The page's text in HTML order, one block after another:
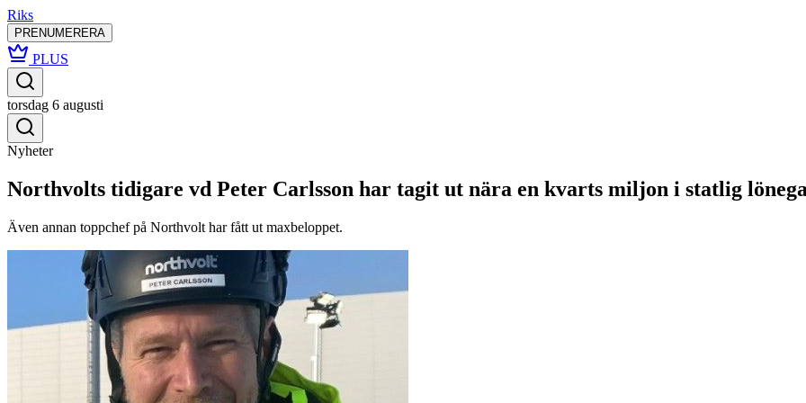
Riks
PRENUMERERA
PLUS
torsdag 6 augusti
Nyheter
Northvolts tidigare vd Peter Carlsson har tagit ut nära en kvarts miljon i statlig
Även annan toppchef på Northvolt har fått ut maxbeloppet.